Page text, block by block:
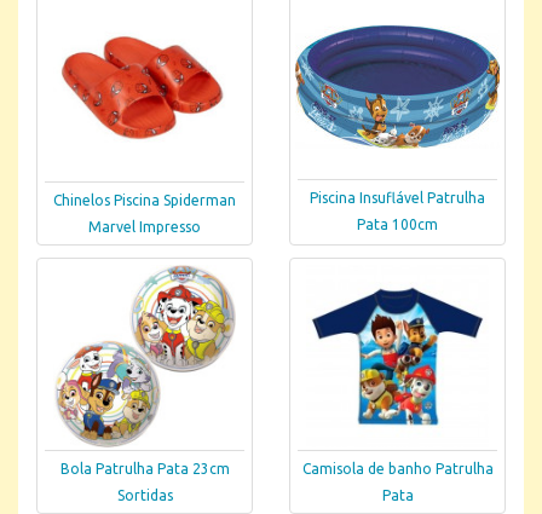
Chinelos Piscina Spiderman
Marvel Impresso
Piscina Insuflável Patrulha
Pata 100cm
Bola Patrulha Pata 23cm
Sortidas
Camisola de banho Patrulha
Pata